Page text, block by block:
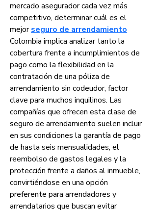
mercado asegurador cada vez más
competitivo, determinar cuál es el
mejor seguro de arrendamiento
Colombia implica analizar tanto la
cobertura frente a incumplimientos de
pago como la flexibilidad en la
contratación de una póliza de
arrendamiento sin codeudor, factor
clave para muchos inquilinos. Las
compañías que ofrecen esta clase de
seguro de arrendamiento suelen incluir
en sus condiciones la garantía de pago
de hasta seis mensualidades, el
reembolso de gastos legales y la
protección frente a daños al inmueble,
convirtiéndose en una opción
preferente para arrendadores y
arrendatarios que buscan evitar